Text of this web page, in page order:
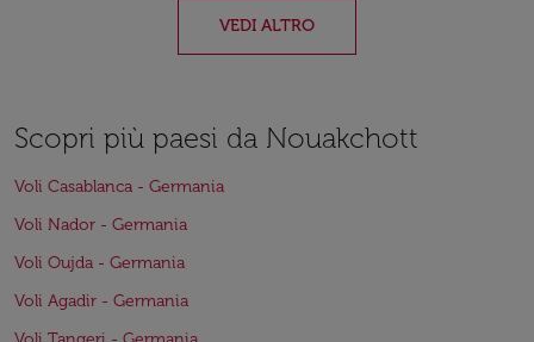
VEDI ALTRO
Scopri più paesi da Nouakchott
Voli Casablanca - Germania
Voli Nador - Germania
Voli Oujda - Germania
Voli Agadir - Germania